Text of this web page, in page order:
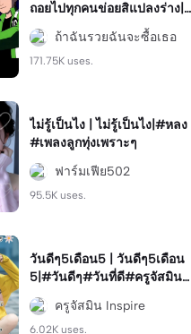
ถอยไปทุกคนข่อยสิแปลงร่าง|
#capcut #viral #ฮิต #มาแร
ง #ฟีดถ้าฉันรวยฉันจะซื้อเธอ
171.75K uses.
ไม่รู้เป็นไง | ไม่รู้เป็นไง|#หลง
#เพลงลูกทุ่งเพราะๆ
ฟาร์มเฟีย502
95.5K uses.
วันดีๆ5เดือน5 | วันดีๆ5เดือน
5|#วันดีๆ#วันที่ดี#ครูจัสมิน
#วันดี
ครูจัสมิน Inspire
6.02K uses.